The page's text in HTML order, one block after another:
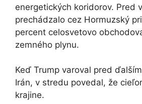
energetických koridorov. Pred
prechádzalo cez Hormuzský
percent celosvetovo
zemného plynu.
Keď Trump varoval pred
Irán, v stredu povedal, že
krajine.